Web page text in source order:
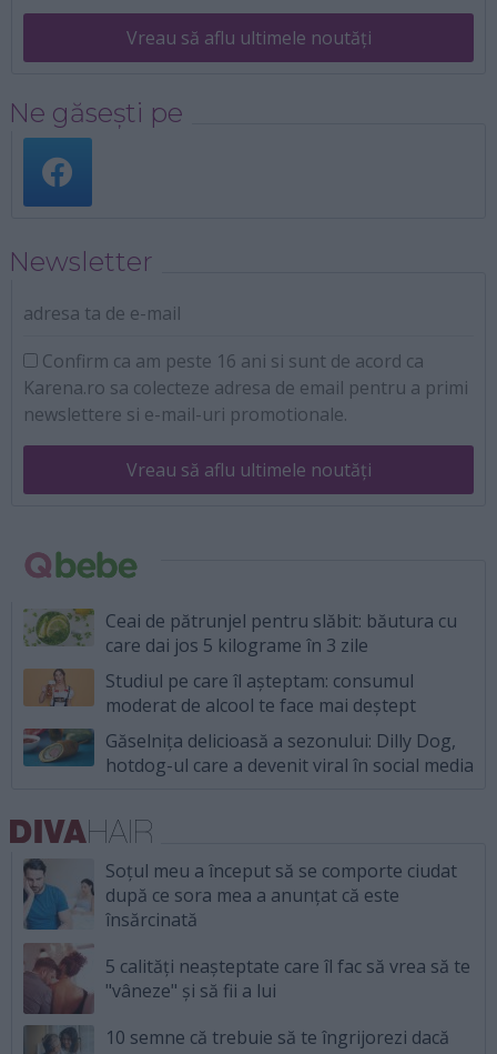
Vreau să aflu ultimele noutăți
Ne găsești pe
Newsletter
adresa ta de e-mail
Confirm ca am peste 16 ani si sunt de acord ca
Karena.ro sa colecteze adresa de email pentru a primi
newslettere si e-mail-uri promotionale.
Vreau să aflu ultimele noutăți
Ceai de pătrunjel pentru slăbit: băutura cu
care dai jos 5 kilograme în 3 zile
Studiul pe care îl așteptam: consumul
moderat de alcool te face mai deștept
Găselnița delicioasă a sezonului: Dilly Dog,
hotdog-ul care a devenit viral în social media
Soțul meu a început să se comporte ciudat
după ce sora mea a anunțat că este
însărcinată
5 calități neașteptate care îl fac să vrea să te
"vâneze" și să fii a lui
10 semne că trebuie să te îngrijorezi dacă